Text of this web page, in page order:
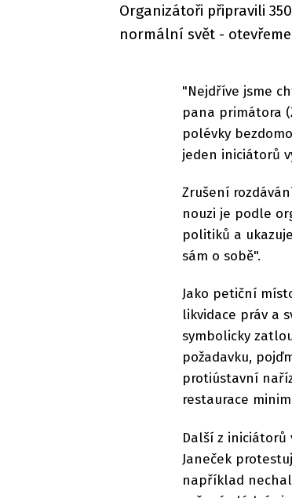
Organizátoři připravili
normální svět - otevřeme
"Nejdříve jsme
pana primátora
polévky
jeden iniciátorů
Zrušení
nouzi je podle
politiků a
sám o sobě".
Jako petiční
likvidace práv a
symbolicky
požadavku,
protiústavní
restaurace
Další z iniciátorů
Janeček
například